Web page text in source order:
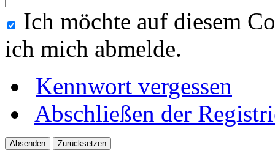
Ich möchte auf diesem
ich mich abmelde.
Kennwort vergessen
Abschließen der